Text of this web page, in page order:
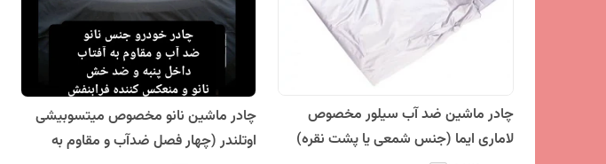
چادر ماشین ضد آب سیلور مخصوص
لاماری ایما (جنس شمعی یا پشت نقره)
چادر ماشین نانو مخصوص میتسوبیشی
اوتلندر (چهار فصل ضدآب و مقاوم به